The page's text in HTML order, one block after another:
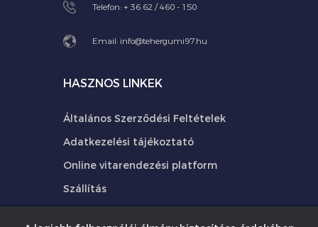
Telefon: + 36 62 / 460 - 150
Email: info@tehergumi97.hu
HASZNOS LINKEK
Általános Szerződési Feltételek
Adatkezelési tájékoztató
Online vitarendezési platform
Szállítás